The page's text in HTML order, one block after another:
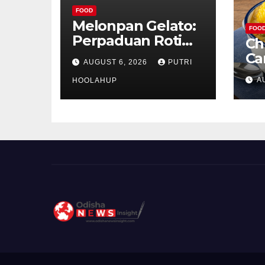
FOOD
Melonpan Gelato:
Perpaduan Roti
Renyah dan Es
Krim Lembut yang
Menggoda
AUGUST 6, 2026 PUTRI
HOOLAHUP